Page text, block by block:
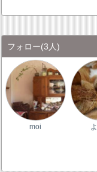
フォロー(3人)
moi